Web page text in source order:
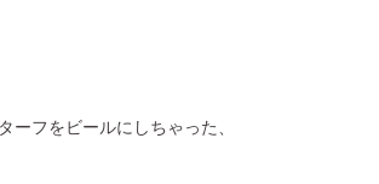
ーフをビールにしちゃった、